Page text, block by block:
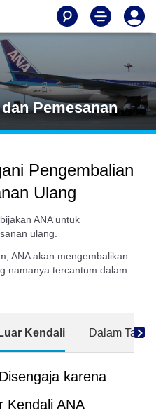
Pemesanan
Pengembalian
Ulang
ANA untuk
ulang.
ANA akan mengembalikan
namanya tercantum dalam
Kendali Dalam
karena
Kendali ANA